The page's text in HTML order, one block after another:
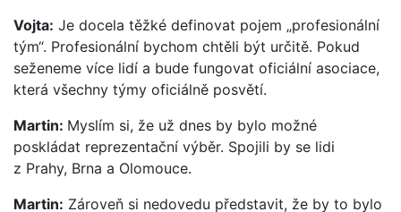
Vojta: Je docela těžké definovat pojem „profesionální
tým“. Profesionální bychom chtěli být určitě. Pokud
seženeme více lidí a bude fungovat oficiální asociace,
která všechny týmy oficiálně posvětí.
Martin: Myslím si, že už dnes by bylo možné
poskládat reprezentační výběr. Spojili by se lidi
z Prahy, Brna a Olomouce.
Martin: Zároveň si nedovedu představit, že by to bylo